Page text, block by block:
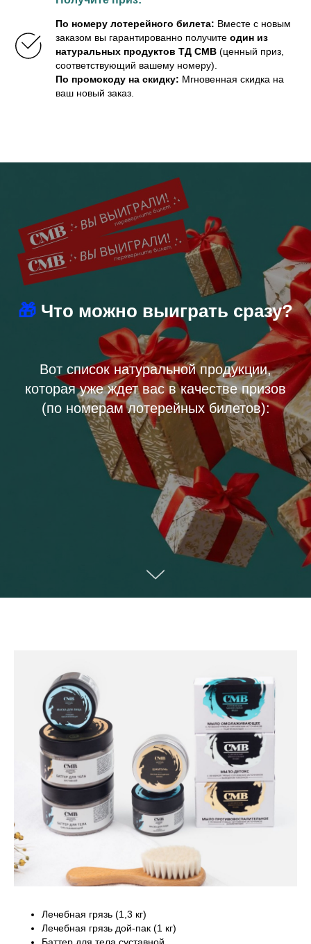
По номеру лотерейного билета: Вместе с новым
заказом вы гарантированно получите один из
натуральных продуктов ТД СМВ (ценный приз,
соответствующий вашему номеру).
По промокоду на скидку: Мгновенная скидка на
ваш новый заказ.
🎁 Что можно выиграть сразу?
Вот список натуральной продукции,
которая уже ждет вас в качестве призов
(по номерам лотерейных билетов):
Лечебная грязь (1,3 кг)
Лечебная грязь дой-пак (1 кг)
Баттер для тела суставной